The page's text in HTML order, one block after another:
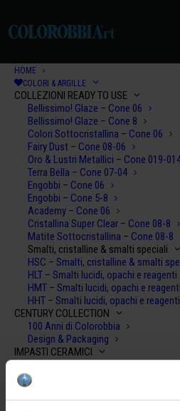
HOME
COLORI & ARGILLE
COLLEZIONI READY TO USE
Bellissimo! Glaze – Cone 06
Bellissimo! Glaze – Cone 8
Colori Sottocristallina – Cone 06
Fairy Dust – Cone 08-06
Oro & Lustri Metallici – Cone 019-
Terra Bella – Cone 07-04
Engobbi – Cone 06
Engobbi – Cone 5-8
Academy – Cone 06
Cristallina Super Clear – Cone 08-8
Matite Sottocristallina – Cone 08-8
Smalti, cristalline & smalti speciali
HSC – Smalti, cristalline & smalti
HLT – Smalti lucidi, opachi e reagenti
HMT – Smalti lucidi, opachi e reagenti
HHT – Smalti lucidi, opachi e reagenti
CENTURY COLLECTION
100 Anni di Colorobbia
Design & Packaging
IMPASTI CERAMICI
Argille Rosse
Terraglie Bianche
Impasti Autoindurenti
Argille & Smalti Raku
Let's
Accetto la
Facebook|You